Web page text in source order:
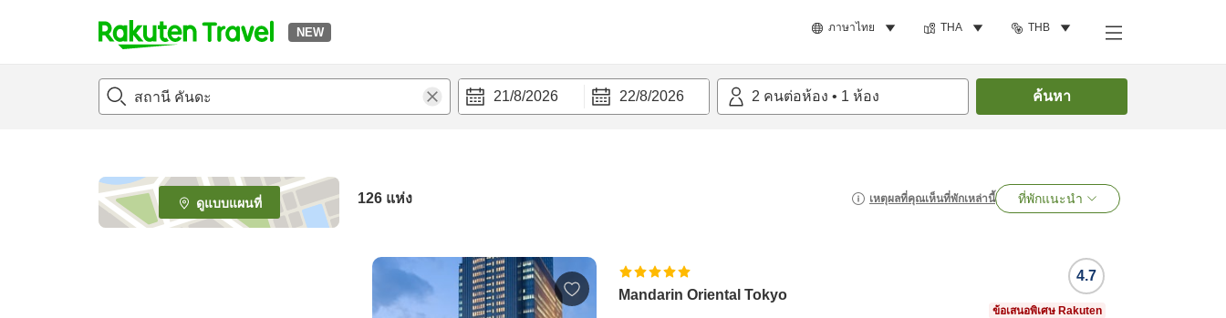
NEW ภาษาไทย THA THB
t
p
e
_
s
21/8/2026 22/8/2026 2 คนต่อห้อง • 1 ห้อง ค้นหา
ดูแบบแผนที่ 126 แห่ง เหตุผลที่คุณเห็นที่พักเหล่านี้ ที่พักแนะนำ
Mandarin Oriental Tokyo
4.7
ข้อเสนอพิเศษ Rakuten